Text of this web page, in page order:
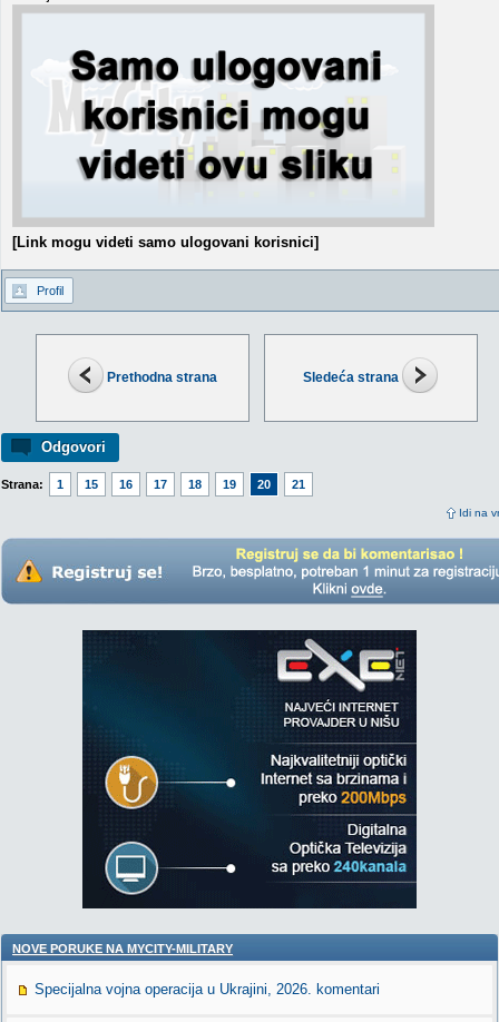
Prethodna strana Sledeća strana
Odgovori
Strana: 1 15 16 17 18 19 20 21
Idi na
[Link mogu videti samo ulogovani korisnici]
Profil
NOVE PORUKE NA MYCITY-MILITARY
Specijalna vojna operacija u Ukrajini, 2026. komentari